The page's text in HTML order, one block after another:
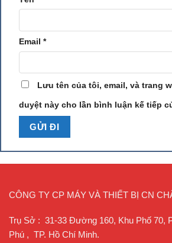
+Vận thăng chở hàng.
+Vận thăng chở hàng và người
Thông số kỹ thuật
Thông số kỹ thuật cơ bản của máy vận
Email *
Lưu tên của tôi, email, và trang
duyệt này cho lần bình luận kế tiếp
CÔNG TY CP MÁY VÀ THIẾT BỊ CN
Trụ Sở : 31-33 Đường 160, Khu Phố 70,
Phú , TP. Hồ Chí Minh.